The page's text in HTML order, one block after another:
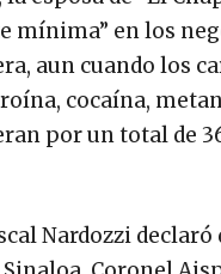
mínima” en los
aun cuando los
cocaína,
por un total de
Nardozzi declaró
Sinaloa, Coronel